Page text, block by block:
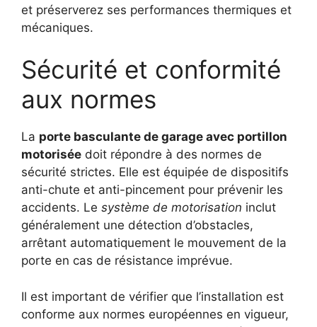
et préserverez ses performances thermiques et
mécaniques.
Sécurité et conformité
aux normes
La porte basculante de garage avec portillon
motorisée doit répondre à des normes de
sécurité strictes. Elle est équipée de dispositifs
anti-chute et anti-pincement pour prévenir les
accidents. Le système de motorisation inclut
généralement une détection d’obstacles,
arrêtant automatiquement le mouvement de la
porte en cas de résistance imprévue.
Il est important de vérifier que l’installation est
conforme aux normes européennes en vigueur,